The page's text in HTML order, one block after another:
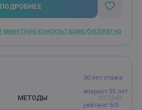
развивается, поэтому я
и делюсь своими знаниями и
ПОДРОБНЕЕ
минутную консультацию бесплатно
30 лет стажа
возраст 55 лет
рейтинг 5/5
МЕТОДЫ